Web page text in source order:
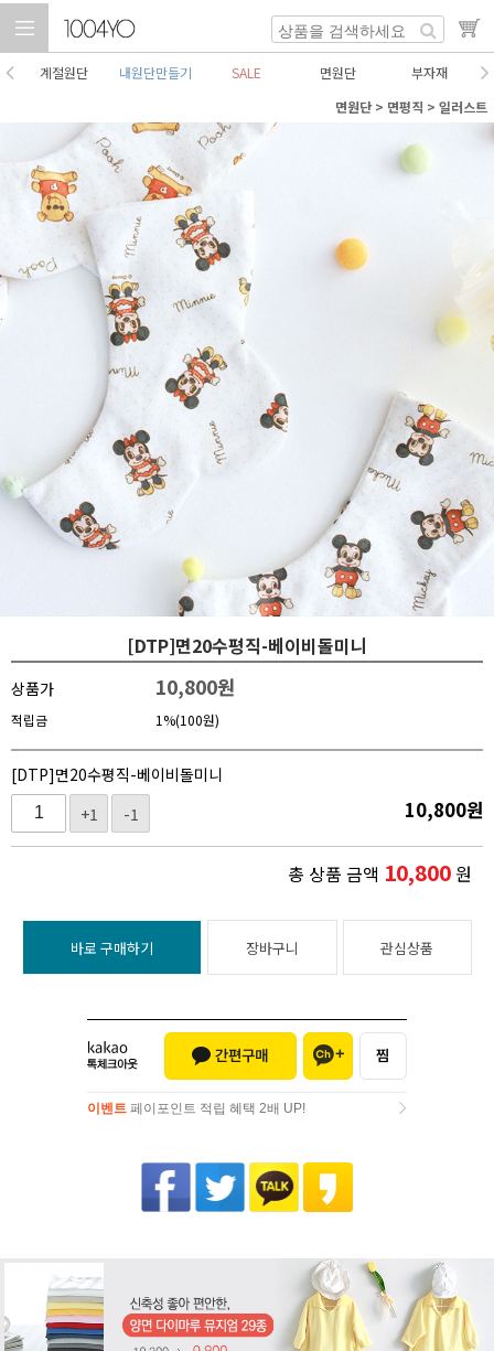
계절원단 내원단만들기 SALE 면원단
부자재
면원단 > 면평직 > 일러스트
[DTP]면20수평직-베이비돌미니
상품가 10,800원
적립금 1%(100원)
[DTP]면20수평직-베이비돌미니
+1
-1 10,800원
총 상품 금액 10,800원
바로 구매하기 장바구니 관심상품
이벤트 페이포인트 적립 혜택 2배 UP!